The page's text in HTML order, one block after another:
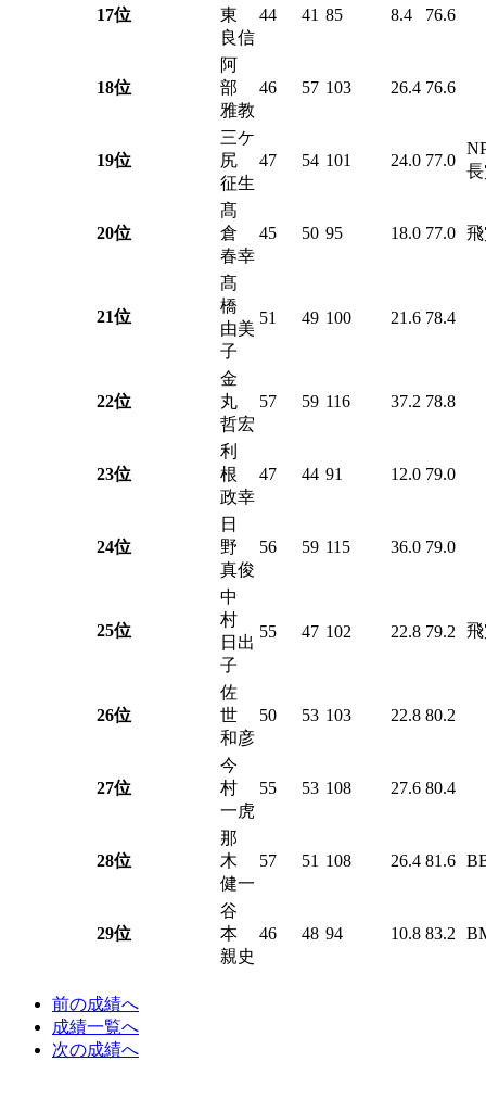
17位
東
良信
44 41 85 8.4 76.6
18位
阿
部
雅教
46 57 103 26.4 76.6
19位
三ケ
尻
征生
47 54 101 24.0 77.0
20位
髙
倉
春幸
45 50 95 18.0 77.0
21位
髙
橋
由美
子
51 49 100 21.6 78.4
22位
金
丸
哲宏
57 59 116 37.2 78.8
23位
利
根
政幸
47 44 91 12.0 79.0
24位
日
野
真俊
56 59 115 36.0 79.0
25位
中
村
日出
子
55 47 102 22.8 79.2
26位
佐
世
和彦
50 53 103 22.8 80.2
27位
今
村
一虎
55 53 108 27.6 80.4
28位
那
木
健一
57 51 108 26.4 81.6
29位
谷
本
親史
46 48 94 10.8 83.2
前の成績へ
成績一覧へ
次の成績へ